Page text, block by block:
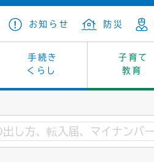
お知らせ 防災
手続き
くらし
子育て
教育
保険・年金
墓地・斎場
教育
学級閉鎖
福祉
文化財
カーボンニュートラル
福祉・介護
庁舎案内
統計